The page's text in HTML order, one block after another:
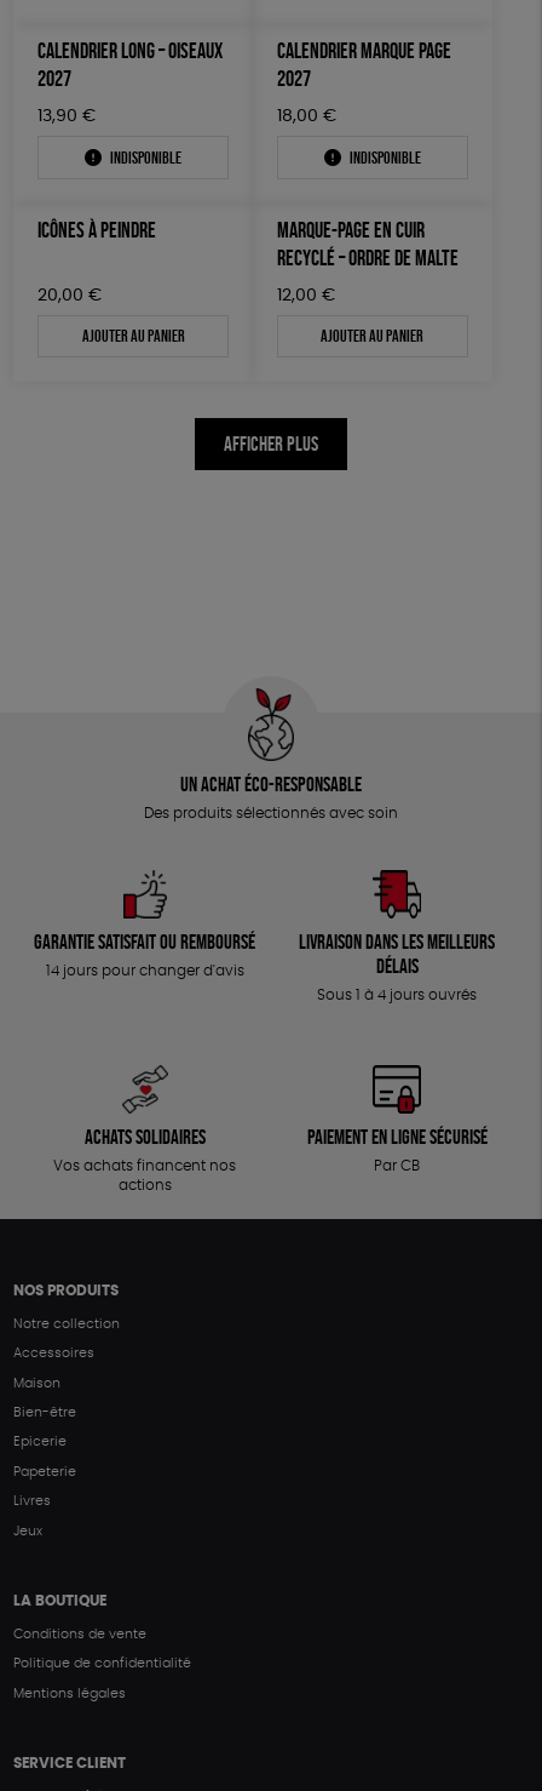
CALENDRIER LONG – OISEAUX
2027
13,90 €
Indisponible
CALENDRIER MARQUE PAGE
2027
18,00 €
Indisponible
ICÔNES À PEINDRE
20,00 €
Ajouter au panier
MARQUE-PAGE EN CUIR
RECYCLÉ – ORDRE DE MALTE
12,00 €
Ajouter au panier
AFFICHER PLUS
Un achat éco-responsable
Des produits sélectionnés avec soin
Garantie satisfait ou remboursé
14 jours pour changer d'avis
Livraison dans les meilleurs
délais
Sous 1 à 4 jours ouvrés
Achats solidaires
Vos achats financent nos
actions
Paiement en ligne sécurisé
Par CB
NOS PRODUITS
Notre collection
Accessoires
Maison
Bien-être
Epicerie
Papeterie
Livres
Jeux
LA BOUTIQUE
Conditions de vente
Politique de confidentialité
Mentions légales
SERVICE CLIENT